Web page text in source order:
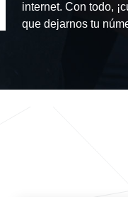
internet. Con todo,
que dejarnos tu